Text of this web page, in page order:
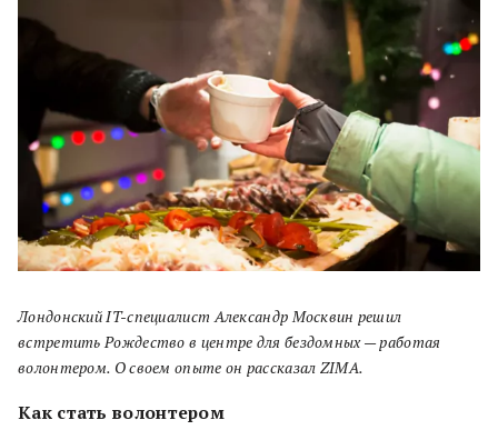
Лондонский IT-специалист Александр Москвин решил
встретить Рождество в центре для бездомных — работая
волонтером. О своем опыте он рассказал ZIMA.
Как стать волонтером